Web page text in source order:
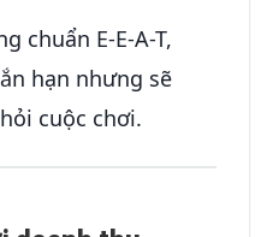
chuẩn E-E-A-T,
hạn nhưng sẽ
cuộc chơi.